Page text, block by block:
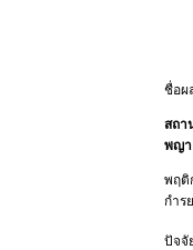
ชื่อผ
สถา
พญา
พฤติ
กำร
ปัจจั